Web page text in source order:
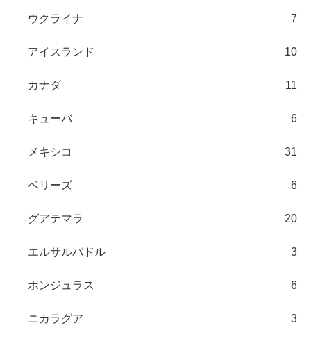
ウクライナ 7
アイスランド 10
カナダ 11
キューバ 6
メキシコ 31
ベリーズ 6
グアテマラ 20
エルサルバドル 3
ホンジュラス 6
ニカラグア 3